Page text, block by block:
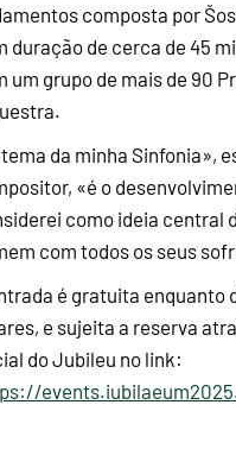
composta por
duração de cerca de 45
um grupo de mais de 90
tema da minha Sinfonia»,
«é o
como ideia central
com todos os seus
é gratuita enquanto
e sujeita a reserva
do Jubileu no link: